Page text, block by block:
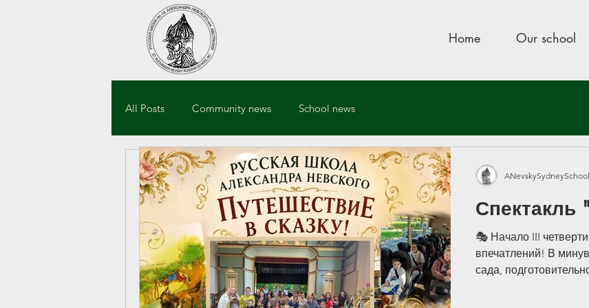
Home Our school
All Posts Community news School news
Школьный пикник 2025
ANevskySydneySchool Sep 15, 2025 2 min read
Школьный пикник — день радости и единства!
В эту субботу у нас прошёл долгожданный школьный пикник, и он
тёплым, ярким и душевным праздником для всей нашей школьной
Погода подарила нам солнечный день, а участники — невероятное
Спектакль
🎭 Начало III
впечатлений! В
сада,
ANevskySydneySchool